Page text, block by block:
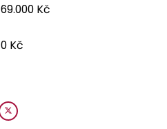
69.000 Kč
0 Kč